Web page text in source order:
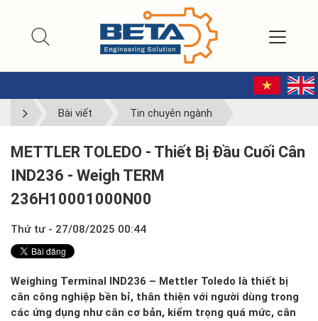
Bài viết Tin chuyên ngành
METTLER TOLEDO - Thiết Bị Đầu Cuối Cân
IND236 - Weigh TERM
236H10001000N00
Thứ tư - 27/08/2025 00:44
Weighing Terminal IND236 – Mettler Toledo là thiết bị
cân công nghiệp bền bỉ, thân thiện với người dùng trong
các ứng dụng như cân cơ bản, kiểm trọng quá mức, cân